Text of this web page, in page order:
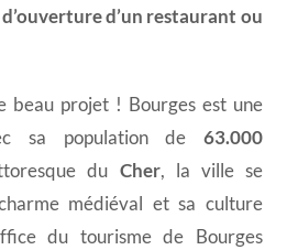
d’ouverture d’un restaurant ou
beau projet ! Bourges est une
sa population de 63.000
du Cher, la ville se
médiéval et sa culture
du tourisme de Bourges